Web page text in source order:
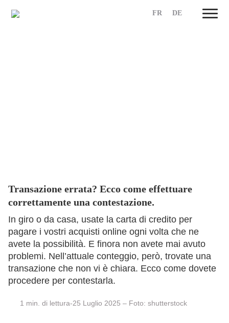
FR DE
Transazione errata? Ecco come effettuare
correttamente una contestazione.
In giro o da casa, usate la carta di credito per
pagare i vostri acquisti online ogni volta che ne
avete la possibilità. E finora non avete mai avuto
problemi. Nell’attuale conteggio, però, trovate una
transazione che non vi è chiara. Ecco come dovete
procedere per contestarla.
min. di lettura-25 Luglio 2025 – Foto: shutterstock